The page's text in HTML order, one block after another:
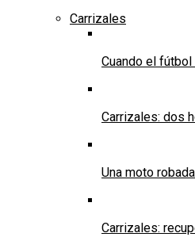
Carrizales
Cuando el
Carrizales: dos
Una moto
Carrizales: